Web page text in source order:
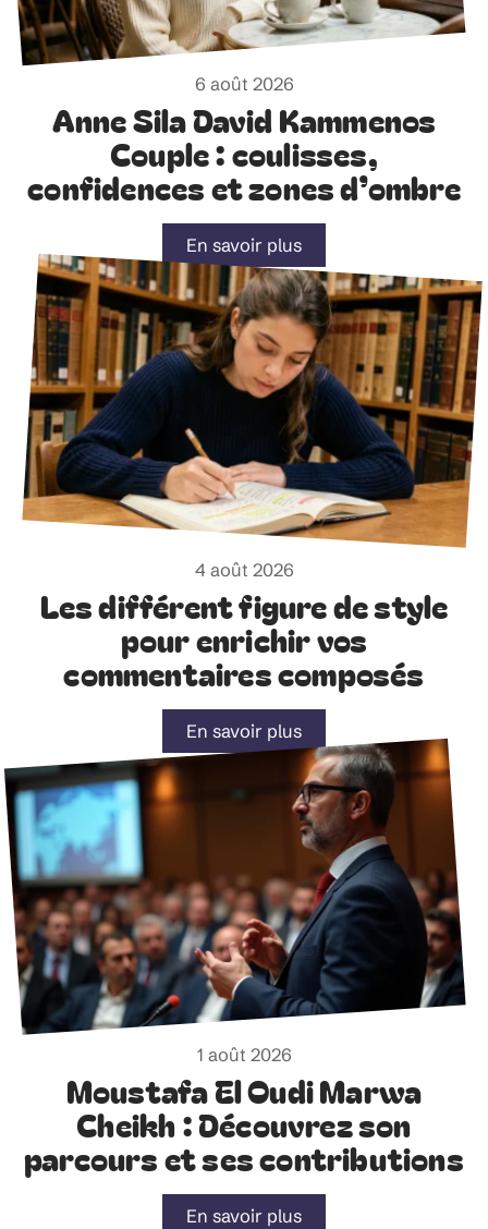
6 août 2026
Anne Sila David Kammenos
Couple : coulisses,
confidences et zones d’ombre
En savoir plus
4 août 2026
Les différent figure de style
pour enrichir vos
commentaires composés
En savoir plus
1 août 2026
Moustafa El Oudi Marwa
Cheikh : Découvrez son
parcours et ses contributions
En savoir plus